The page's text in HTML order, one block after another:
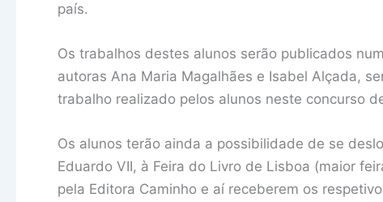
país.
Os trabalhos destes alunos serão publicados
autoras Ana Maria Magalhães e Isabel Alçada,
trabalho realizado pelos alunos neste concurso
Os alunos terão ainda a possibilidade de se
Eduardo VII, à Feira do Livro de Lisboa (maior
pela Editora Caminho e aí receberem os